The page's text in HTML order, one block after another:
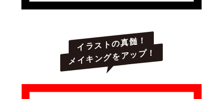
イラストの真髄！
メイキングをアップ！